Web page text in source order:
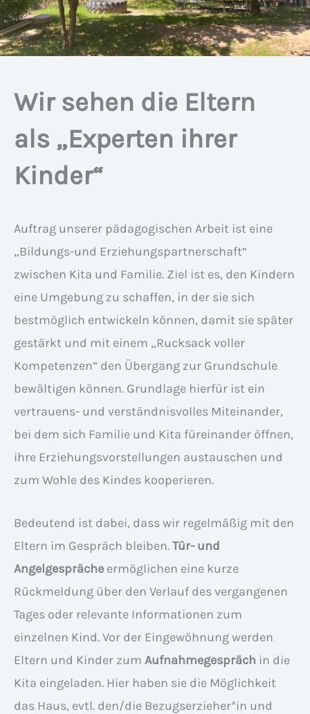
Wir sehen die Eltern
als „Experten ihrer
Kinder“
Auftrag unserer pädagogischen Arbeit ist eine
„Bildungs-und Erziehungspartnerschaft“
zwischen Kita und Familie. Ziel ist es, den Kindern
eine Umgebung zu schaffen, in der sie sich
bestmöglich entwickeln können, damit sie später
gestärkt und mit einem „Rucksack voller
Kompetenzen“ den Übergang zur Grundschule
bewältigen können. Grundlage hierfür ist ein
vertrauens- und verständnisvolles Miteinander,
bei dem sich Familie und Kita füreinander öffnen,
ihre Erziehungsvorstellungen austauschen und
zum Wohle des Kindes kooperieren.
Bedeutend ist dabei, dass wir regelmäßig mit den
Eltern im Gespräch bleiben.Tür- und
Angelgespräche ermöglichen eine kurze
Rückmeldung über den Verlauf des vergangenen
Tages oder relevante Informationen zum
einzelnen Kind. Vor der Eingewöhnung werden
Eltern und Kinder zum Aufnahmegespräch in die
Kita eingeladen. Hier haben sie die Möglichkeit
das Haus, evtl. den/die Bezugserzieher*in und